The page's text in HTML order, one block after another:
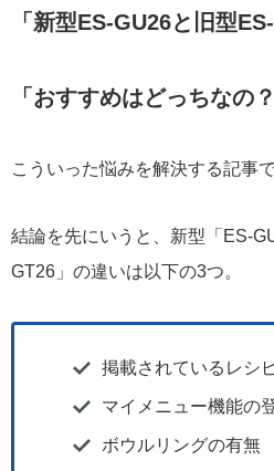
「新型ES-GU26と旧型
「おすすめはどっちなの？
こういった悩みを解決する記事で
結論を先にいうと、新型「ES-
GT26」の違いは以下の3つ。
掲載されているレシ
マイメニュー機能の
ボウルリングの有無